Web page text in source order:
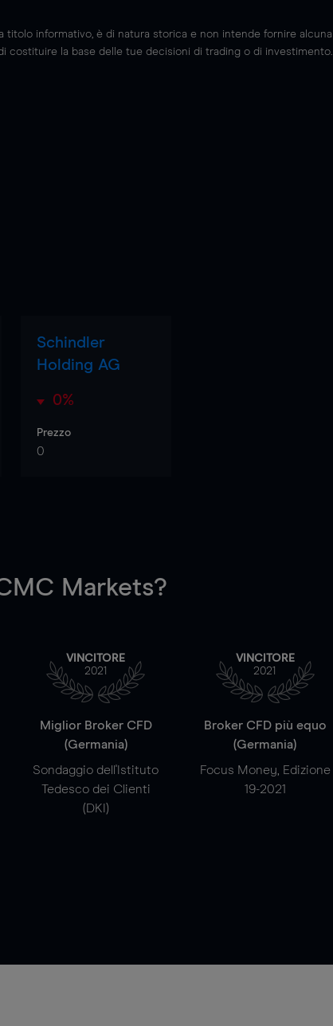
informativo, è di natura storica e non intende fornire alcuna
costituire la base delle tue decisioni di trading o di investimento.
Schindler
Holding AG
0%
Prezzo
0
Markets?
VINCITORE
2021
Miglior Broker CFD
(Germania)
Sondaggio dell'Istituto
Tedesco dei Clienti
(DKI)
VINCITORE
2021
Broker CFD più equo
(Germania)
Focus Money, Edizione
19-2021